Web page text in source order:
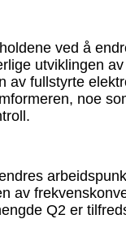
ved å
utviklingen
av fullstyrte
noe
av
Q2 er